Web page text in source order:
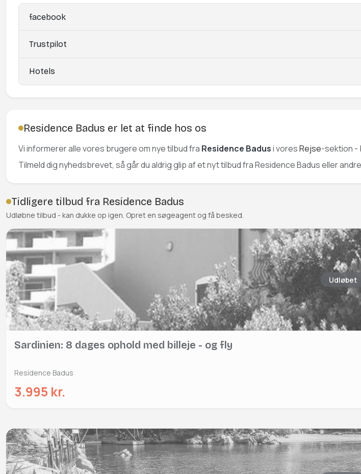
facebook
Trustpilot
Hotels
Residence Badus er let at finde hos os
Vi informerer alle vores brugere om nye tilbud fra Residence Badusi voresRejse-sektion -
Tilmeld dig nyhedsbrevet, så går du aldrig glip af et nyt tilbud fra Residence Badus eller
Tidligere tilbud fra Residence Badus
Udløbne tilbud - kan dukke op igen. Opret en søgeagent og få besked.
Udløbet
Sardinien: 8 dages ophold med billeje - og fly
Residence Badus
3.995 kr.